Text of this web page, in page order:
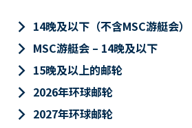
keyboard_arrow_right 14晚及以下（不含MSC游艇会）
keyboard_arrow_right MSC游艇会 – 14晚及以下
keyboard_arrow_right 15晚及以上的邮轮
keyboard_arrow_right 2026年环球邮轮
keyboard_arrow_right 2027年环球邮轮